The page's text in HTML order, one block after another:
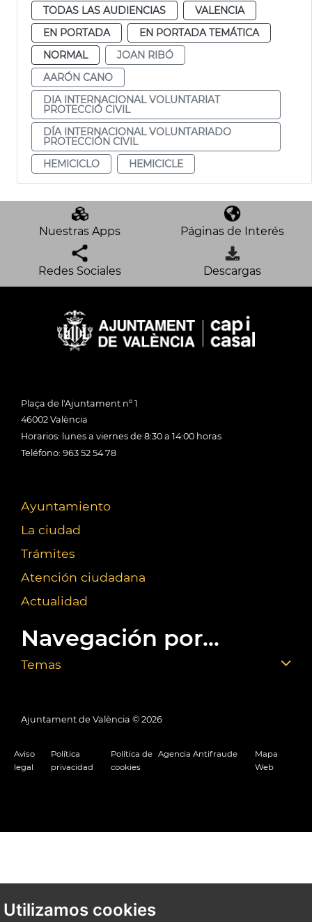
Utilizamos cookies
TODAS LAS AUDIENCIAS
VALENCIA
EN PORTADA
EN PORTADA TEMÁTICA
NORMAL
JOAN RIBÓ
AARÓN CANO
DIA INTERNACIONAL VOLUNTARIAT
PROTECCIÓ CIVIL
DÍA INTERNACIONAL VOLUNTARIADO
PROTECCIÓN CIVIL
HEMICICLO
HEMICICLE
Nuestras Apps Páginas de Interés
Redes Sociales Descargas
Plaça de l'Ajuntament nº 1
46002 València
Horarios: lunes a viernes de 8:30 a 14:00 horas
Teléfono: 963 52 54 78
Ayuntamiento
La ciudad
Trámites
Atención ciudadana
Actualidad
Navegación por...
Temas
Ajuntament de València © 2026
Aviso
legal
Política
privacidad
Política de
cookies
Agencia Antifraude
Mapa
Web